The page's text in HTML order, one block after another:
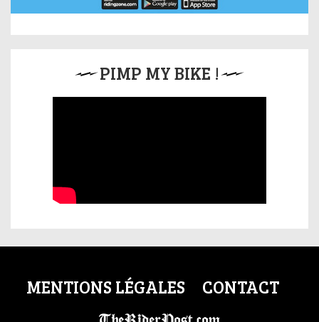
PIMP MY BIKE !
MENTIONS LÉGALES CONTACT